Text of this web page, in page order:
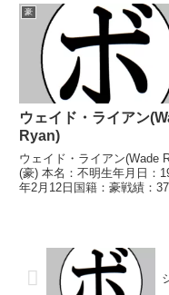
勝(24KO)15敗2分 【獲得タ
ル】豪州バンタム級王座 【戦
歴】1954/11/15 ○...
豪
ウェイド・ライアン
Ryan)
ウェイド・ライアン(Wade
(豪) 本名：不明生年月日：
年2月12日国籍：豪戦績：37
ェルター級王座OPBF東洋太